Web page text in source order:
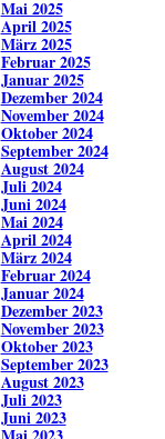
Mai 2025
April 2025
März 2025
Februar 2025
Januar 2025
Dezember 2024
November 2024
Oktober 2024
September 2024
August 2024
Juli 2024
Juni 2024
Mai 2024
April 2024
März 2024
Februar 2024
Januar 2024
Dezember 2023
November 2023
Oktober 2023
September 2023
August 2023
Juli 2023
Juni 2023